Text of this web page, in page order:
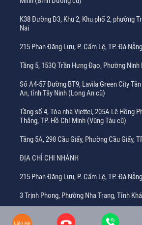
K38 Đường D3, Khu 2, Khu phố 2, phường
Nai
215 Phan Đăng Lưu, P. Cẩm Lệ, TP. Đà
Tầng 5, 153Q Trần Hưng Đạo, Phường Ninh
Số A4-57 Đường BT9, Lavila Green City
An, tỉnh Tây Ninh (Long An cũ)
Tầng số 4, Tòa nhà Viettel, 205A Lê Hồng
Thắng, TP. Hồ Chí Minh (Vũng Tàu cũ)
Tầng 5A, 298 Cầu Giấy, Phường Cầu Giấy,
ĐỊA CHỈ CHI NHÁNH
215 Phan Đăng Lưu, P. Cẩm Lệ, TP. Đà
3 Trịnh Phong, Phường Nha Trang, Tỉnh